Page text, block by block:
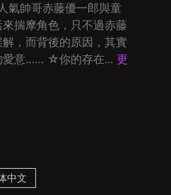
氣帥哥赤藤優一郎與童
揣摩角色，只不過赤藤
，而背後的原因，其實
愛意…… ☆你的存在... 更
中文